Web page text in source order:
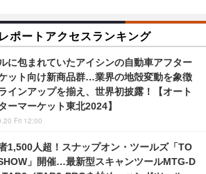
ポートアクセスランキング
に包まれていたアイシンの自動車アフター
ット向け新商品群…業界の地殻変動を象徴
インアップを揃え、世界初披露！【オート
ーマーケット東北2024】
Fri 12:00
1,500人超！スナップオン・ツールズ「TO
」開催…最新型スキャンツールMTG-D